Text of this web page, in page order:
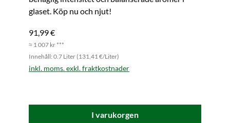
glaset. Köp nu och njut!
91,99 €
≈ 1 007 kr ***
Innehåll: 0.7 Liter (131,41 €/Liter)
inkl. moms. exkl. fraktkostnader
I varukorgen